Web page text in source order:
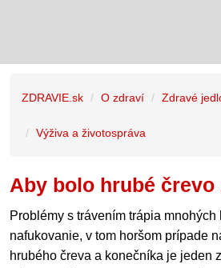
ZDRAVIE.sk O zdraví Zdravé
Výživa a životospráva
Aby bolo hrubé črevo
Problémy s trávením trápia
nafukovanie, v tom horšom prípade
hrubého čreva a konečníka je jeden